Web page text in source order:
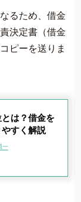
るため、借金
決定書（借金
ピーを送りま
は？借金を
すく解説
一